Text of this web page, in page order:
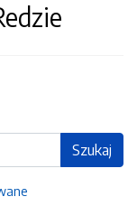
Szukaj